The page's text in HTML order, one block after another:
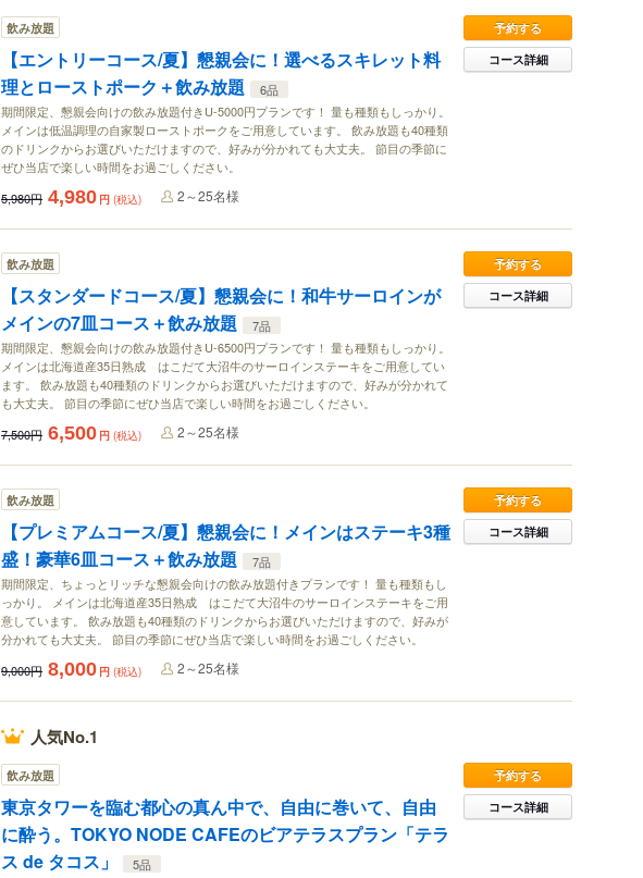
飲み放題
【エントリーコース/夏】懇親会に！選べるスキレット料
理とローストポーク＋飲み放題
6品
期間限定、懇親会向けの飲み放題付きU-5000円プランです！ 量も種類もしっかり。
メインは低温調理の自家製ローストポークをご用意しています。 飲み放題も40種類
のドリンクからお選びいただけますので、好みが分かれても大丈夫。 節目の季節に
ぜひ当店で楽しい時間をお過ごしください。
予約する
コース詳細
5,980円 4,980 円 (税込) 2～25名様
飲み放題
【スタンダードコース/夏】懇親会に！和牛サーロインが
メインの7皿コース＋飲み放題
7品
期間限定、懇親会向けの飲み放題付きU-6500円プランです！ 量も種類もしっかり。
メインは北海道産35日熟成 はこだて大沼牛のサーロインステーキをご用意してい
ます。 飲み放題も40種類のドリンクからお選びいただけますので、好みが分かれて
も大丈夫。 節目の季節にぜひ当店で楽しい時間をお過ごしください。
予約する
コース詳細
7,500円 6,500 円 (税込) 2～25名様
飲み放題
【プレミアムコース/夏】懇親会に！メインはステーキ3種
盛！豪華6皿コース＋飲み放題
7品
期間限定、ちょっとリッチな懇親会向けの飲み放題付きプランです！ 量も種類もし
っかり。 メインは北海道産35日熟成 はこだて大沼牛のサーロインステーキをご用
意しています。 飲み放題も40種類のドリンクからお選びいただけますので、好みが
分かれても大丈夫。 節目の季節にぜひ当店で楽しい時間をお過ごしください。
予約する
コース詳細
9,000円 8,000 円 (税込) 2～25名様
人気No.1
飲み放題
東京タワーを臨む都心の真ん中で、自由に巻いて、自由
に酔う。TOKYO NODE CAFEのビアテラスプラン「テラ
ス de タコス」
5品
予約する
コース詳細